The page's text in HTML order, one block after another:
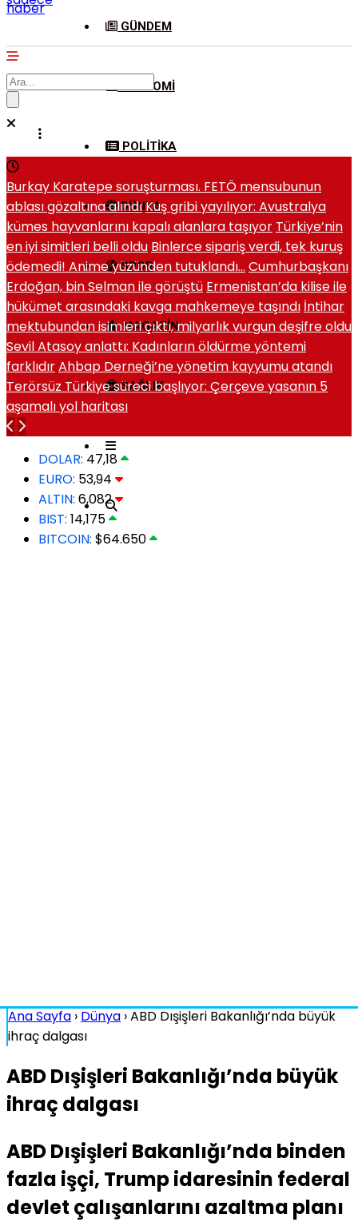
haber
GÜNDEM
EKONOMI
POLITIKA
DÜNYA
SPOR
MAGAZIN
SAĞLIK
Burkay Karatepe soruşturması. FETÖ mensubunun
ablası gözaltına alındıKuş gribi yayılıyor: Avustralya
kümes hayvanlarını kapalı alanlara taşıyor Türkiye’nin
en iyi simitleri belli oldu Binlerce sipariş verdi, tek kuruş
ödemedi! Anime yüzünden tutuklandı… Cumhurbaşkanı
Erdoğan, bin Selman ile görüştü Ermenistan’da kilise ile
hükümet arasındaki kavga mahkemeye taşındı İntihar
mektubundan isimleri çıktı, milyarlık vurgun deşifre oldu
Sevil Atasoy anlattı: Kadınların öldürme yöntemi
farklıdırAhbap Derneği’ne yönetim kayyumu atandı
Terörsüz Türkiye süreci başlıyor: Çerçeve yasanın 5
aşamalı yol haritası
DOLAR: 47,18
EURO: 53,94
ALTIN: 6,082
BIST: 14,175
BITCOIN: $64.650
Ana Sayfa › Dünya ›ABD Dışişleri Bakanlığı’nda büyük
ihraç dalgası
ABD Dışişleri Bakanlığı’nda büyük
ihraç dalgası
ABD Dışişleri Bakanlığı’nda binden
fazla işçi, Trump idaresinin federal
devlet çalışanlarını azaltma planı